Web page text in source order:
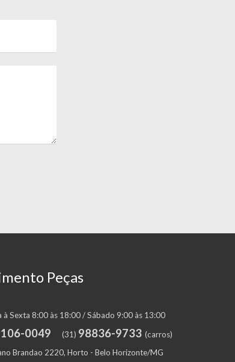
Peças
à Sexta 8:00 às 18:00 / Sábado 9:00 às 13:00
0049 (31) 98836-9733 (carros)
Brandao 2220, Horto - Belo Horizonte/MG